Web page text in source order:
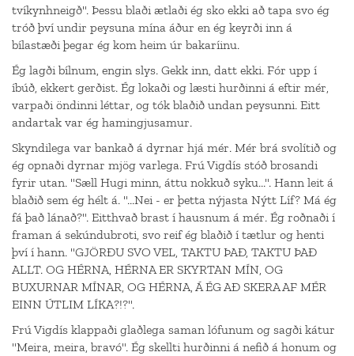
tvíkynhneigð". Þessu blaði ætlaði ég sko ekki að tapa svo ég
tróð því undir peysuna mína áður en ég keyrði inn á
bílastæði þegar ég kom heim úr bakaríinu.
Ég lagði bílnum, engin slys. Gekk inn, datt ekki. Fór upp í
íbúð, ekkert gerðist. Ég lokaði og læsti hurðinni á eftir mér,
varpaði öndinni léttar, og tók blaðið undan peysunni. Eitt
andartak var ég hamingjusamur.
Skyndilega var bankað á dyrnar hjá mér. Mér brá svolítið og
ég opnaði dyrnar mjög varlega. Frú Vigdís stóð brosandi
fyrir utan. "Sæll Hugi minn, áttu nokkuð syku...". Hann leit á
blaðið sem ég hélt á. "...Nei - er þetta nýjasta Nýtt Líf? Má ég
fá það lánað?". Eitthvað brast í hausnum á mér. Ég roðnaði í
framan á sekúndubroti, svo reif ég blaðið í tætlur og henti
því í hann. "GJÖRÐU SVO VEL, TAKTU ÞAÐ, TAKTU ÞAÐ
ALLT. OG HÉRNA, HÉRNA ER SKYRTAN MÍN, OG
BUXURNAR MÍNAR, OG HÉRNA, Á ÉG AÐ SKERA AF MÉR
EINN ÚTLIM LÍKA?!?".
Frú Vigdís klappaði glaðlega saman lófunum og sagði kátur
"Meira, meira, bravó". Ég skellti hurðinni á nefið á honum og